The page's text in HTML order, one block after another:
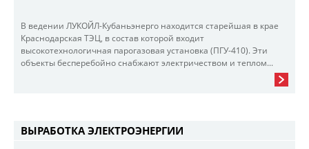
В ведении ЛУКОЙЛ-Кубаньэнерго находится старейшая в крае
Краснодарская ТЭЦ, в состав которой входит
высокотехнологичная парогазовая установка (ПГУ-410). Эти
объекты бесперебойно снабжают электричеством и теплом...
ВЫРАБОТКА ЭЛЕКТРОЭНЕРГИИ